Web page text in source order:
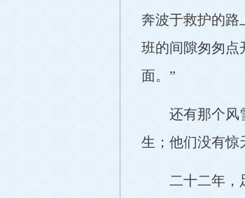
奔波于救护的路
班的间隙匆匆点
面。”
还有那个风
生；他们没有惊
二十二年，